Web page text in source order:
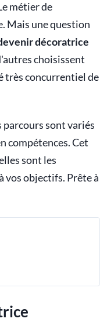
métier de
Mais une question
décoratrice
choisissent
très concurrentiel de
sont variés
compétences. Cet
sont les
vos objectifs. Prête à